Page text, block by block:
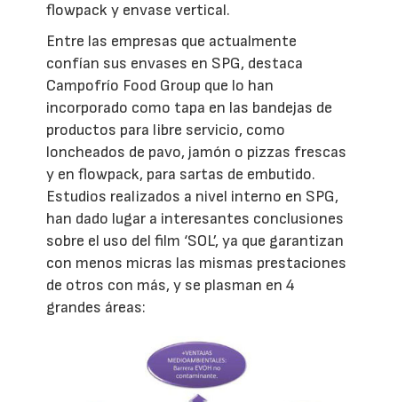
flowpack y envase vertical.
Entre las empresas que actualmente
confían sus envases en SPG, destaca
Campofrío Food Group que lo han
incorporado como tapa en las bandejas de
productos para libre servicio, como
loncheados de pavo, jamón o pizzas frescas
y en flowpack, para sartas de embutido.
Estudios realizados a nivel interno en SPG,
han dado lugar a interesantes conclusiones
sobre el uso del film ‘SOL’, ya que garantizan
con menos micras las mismas prestaciones
de otros con más, y se plasman en 4
grandes áreas: